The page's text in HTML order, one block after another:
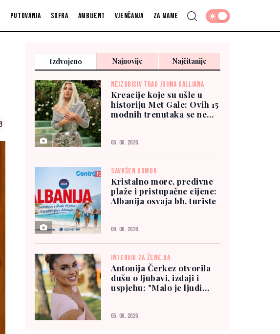
Putovanja Sofra Ambijent Vjenčanja Za mame
Izdvojeno Najnovije Najčitanije
NEIZBRISIV TRAG JOHNA GALLIANA
Kreacije koje su ušle u
historiju Met Gale: Ovih 15
modnih trenutaka se ne
06. 08. 2026.
SAVRŠEN ODMOR
Kristalno more, predivne
plaže i pristupačne cijene:
Albanija osvaja bh. turiste
06. 08. 2026.
INTERVJU ZA ŽENE.BA
Antonija Čerkez otvorila
dušu o ljubavi, izdaji i
uspjehu: "Malo je ljudi
05. 08. 2026.